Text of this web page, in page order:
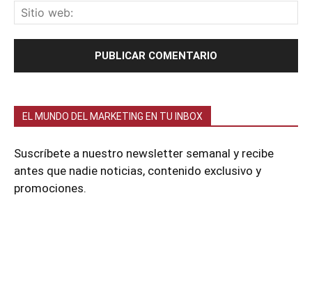
EL MUNDO DEL MARKETING EN TU INBOX
Suscríbete a nuestro newsletter semanal y recibe
antes que nadie noticias, contenido exclusivo y
promociones.